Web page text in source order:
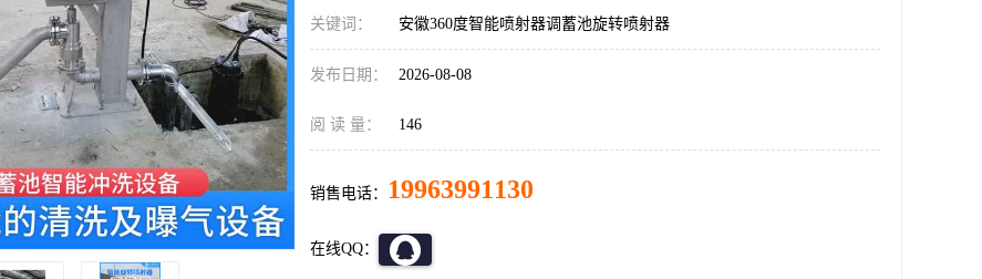
关键词： 安徽360度智能喷射器调蓄池旋转喷射器
发布日期： 2026-08-08
阅 读 量： 146
销售电话： 19963991130
在线QQ：